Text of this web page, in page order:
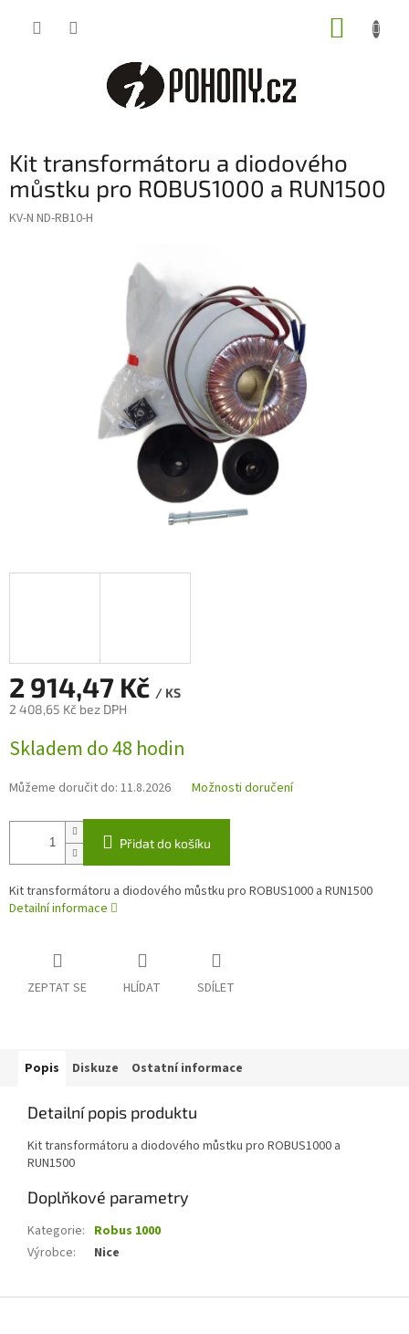
Kit transformátoru a diodového
můstku pro ROBUS1000 a RUN1500
KV-N ND-RB10-H
2 914,47 Kč / KS
2 408,65 Kč bez DPH
cena:
Skladem do 48 hodin
Můžeme doručit do: 11.8.2026 Možnosti doručení
Přidat do košíku
Kit transformátoru a diodového můstku pro ROBUS1000 a RUN1500
Detailní informace
ZEPTAT SE HLÍDAT SDÍLET
Popis Diskuze Ostatní informace
Detailní popis produktu
Kit transformátoru a diodového můstku pro ROBUS1000 a
RUN1500
Doplňkové parametry
Kategorie: Robus 1000
Výrobce: Nice